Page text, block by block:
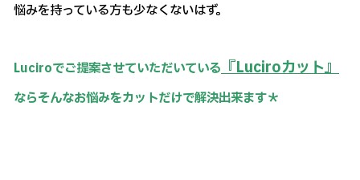
悩みを持っている方も少なくないはず。
Luciroでご提案させていただいている『Luciroカット』
ならそんなお悩みをカットだけで解決出来ます＊